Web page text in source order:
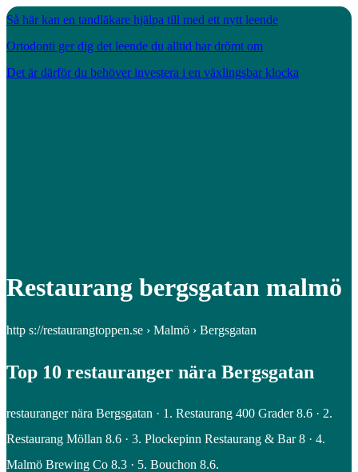
Så här kan en tandläkare hjälpa till med ett nytt leende
Ortodonti ger dig det leende du alltid har drömt om
Det är därför du behöver investera i en växlingsbar klocka
Restaurang bergsgatan malmö
http s://restaurangtoppen.se › Malmö › Bergsgatan
Top 10 restauranger nära Bergsgatan
restauranger nära Bergsgatan · 1. Restaurang 400 Grader 8.6 · 2.
Restaurang Möllan 8.6 · 3. Plockepinn Restaurang & Bar 8 · 4.
Malmö Brewing Co 8.3 · 5. Bouchon 8.6.